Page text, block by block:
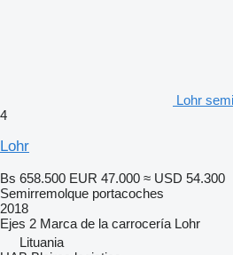
Lohr
4
Lohr
Bs 658.500 EUR 47.000 ≈ USD 54.300
Semirremolque portacoches
2018
Ejes 2 Marca de la carrocería Lohr
Lituania